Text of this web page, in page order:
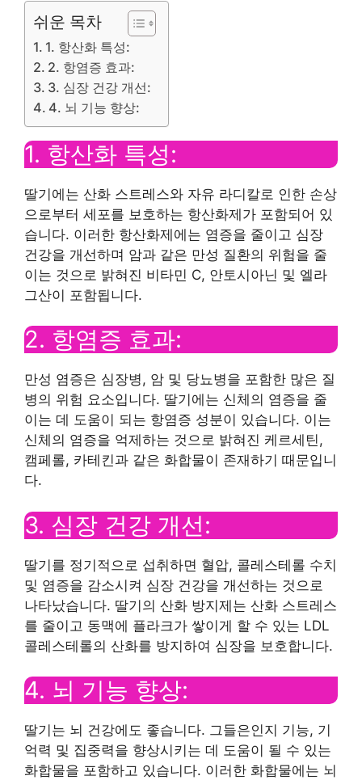
쉬운 목차
1. 항산화 특성:
2. 항염증 효과:
3. 심장 건강 개선:
4. 뇌 기능 향상:
1. 항산화 특성:
딸기에는 산화 스트레스와 자유 라디칼로 인한 손상
으로부터 세포를 보호하는 항산화제가 포함되어 있
습니다. 이러한 항산화제에는 염증을 줄이고 심장
건강을 개선하며 암과 같은 만성 질환의 위험을 줄
이는 것으로 밝혀진 비타민 C, 안토시아닌 및 엘라
그산이 포함됩니다.
2. 항염증 효과:
만성 염증은 심장병, 암 및 당뇨병을 포함한 많은 질
병의 위험 요소입니다. 딸기에는 신체의 염증을 줄
이는 데 도움이 되는 항염증 성분이 있습니다. 이는
신체의 염증을 억제하는 것으로 밝혀진 케르세틴,
캠페롤, 카테킨과 같은 화합물이 존재하기 때문입니
다.
3. 심장 건강 개선:
딸기를 정기적으로 섭취하면 혈압, 콜레스테롤 수치
및 염증을 감소시켜 심장 건강을 개선하는 것으로
나타났습니다. 딸기의 산화 방지제는 산화 스트레스
를 줄이고 동맥에 플라크가 쌓이게 할 수 있는 LDL
콜레스테롤의 산화를 방지하여 심장을 보호합니다.
4. 뇌 기능 향상:
딸기는 뇌 건강에도 좋습니다. 그들은인지 기능, 기
억력 및 집중력을 향상시키는 데 도움이 될 수 있는
화합물을 포함하고 있습니다. 이러한 화합물에는 뇌